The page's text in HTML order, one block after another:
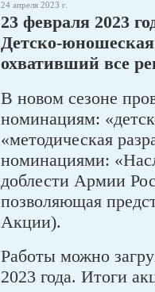
24 апреля 2023 г.
23 февраля 2023
Детско-
охвативший все
В новом сезоне
номинациям:
«методическая
номинациями:
доблести Армии
позволяющая
Акции).
Работы можно
2023 года. Итоги